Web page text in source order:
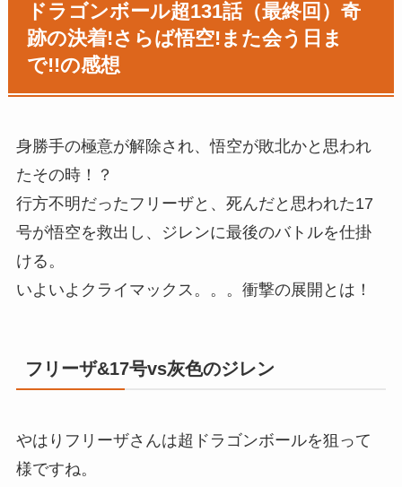
ドラゴンボール超131話（最終回）奇
跡の決着!さらば悟空!また会う日ま
で!!の感想
身勝手の極意が解除され、悟空が敗北かと思われ
たその時！？
行方不明だったフリーザと、死んだと思われた17
号が悟空を救出し、ジレンに最後のバトルを仕掛
ける。
いよいよクライマックス。。。衝撃の展開とは！
フリーザ&17号vs灰色のジレン
やはりフリーザさんは超ドラゴンボールを狙って
様ですね。